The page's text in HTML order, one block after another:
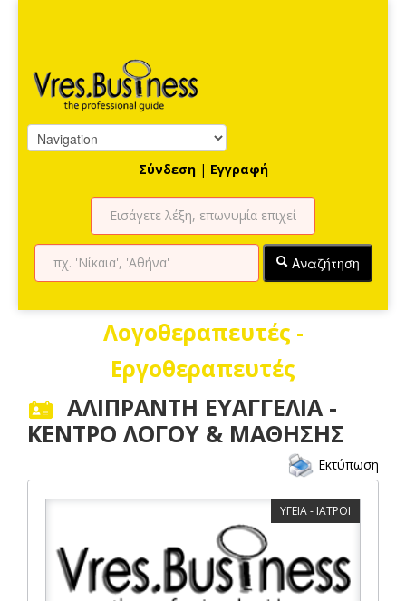
Σύνδεση | Εγγραφή
Αναζήτηση
Λογοθεραπευτές -
Εργοθεραπευτές
ΑΛΙΠΡΑΝΤΗ ΕΥΑΓΓΕΛΙΑ -
ΚΕΝΤΡΟ ΛΟΓΟΥ & ΜΑΘΗΣΗΣ
Εκτύπωση
ΥΓΕΙΑ - ΙΑΤΡΟΙ